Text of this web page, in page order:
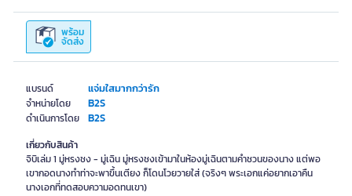
แบรนด์ แจ่มใสมากกว่ารัก
จำหน่ายโดย B2S
ดำเนินการโดย B2S
พร้อม
จัดส่ง
เกี่ยวกับสินค้า
จิบิเล่ม 1 มู่หรงชง - มู่เฉิน มู่หรงชงเข้ามาในห้องมู่เฉินตามคำชวนของนาง แต่พอ
เขากอดนางทำท่าจะพาขึ้นเตียง ก็โดนโวยวายใส่ (จริงๆ พระเอกแค่อยากเอาคืน
นางเอกที่ทดสอบความอดทนเขา)